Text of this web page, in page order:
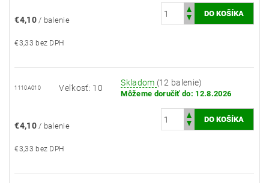
€4,10 / balenie
€3,33 bez DPH
1110A010 Veľkosť: 10
Skladom (12 balenie)
Môžeme doručiť do: 12.8.2026
€4,10 / balenie
€3,33 bez DPH